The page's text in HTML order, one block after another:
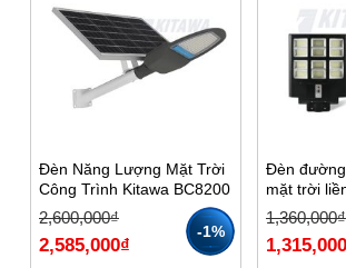
-1%
Đèn Năng Lượng Mặt Trời
Công Trình Kitawa BC8200
2,600,000₫
Giá
gốc
là:
2,600,000₫.
2,585,000₫
Giá
hiện
tại
là:
Đèn
mặt trời
KITAWA
1,360,000₫
Giá
gốc
là:
1,360,000₫.
1,315,000
Giá
hiện
tại
là: